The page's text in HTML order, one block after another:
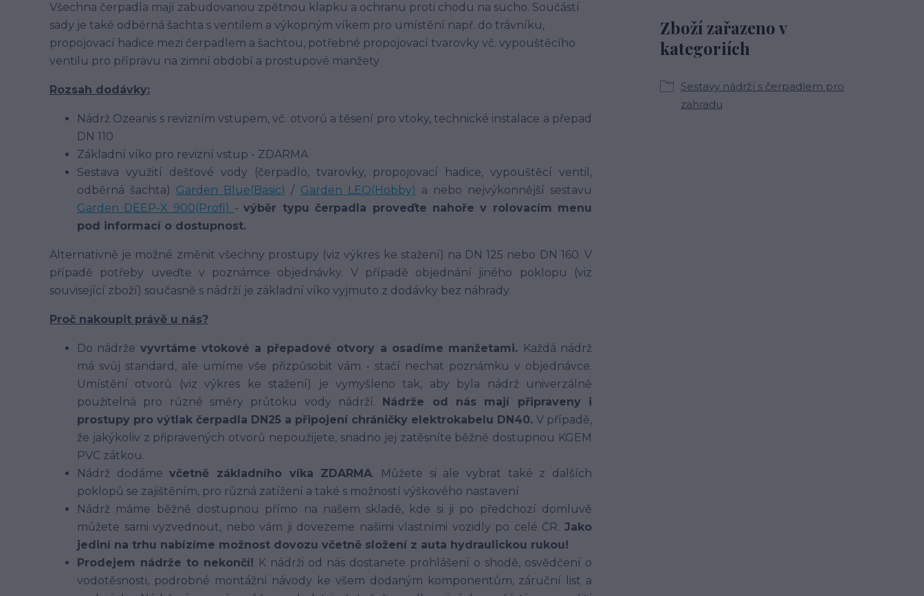
Všechna čerpadla mají zabudovanou zpětnou klapku a ochranu proti chodu na sucho. Součástí
sady je také odběrná šachta s ventilem a výkopným víkem pro umístění např. do trávníku,
propojovací hadice mezi čerpadlem a šachtou, potřebné propojovací tvarovky vč. vypouštěcího
ventilu pro přípravu na zimní období a prostupové manžety
Rozsah dodávky:
Nádrž Ozeanis s revizním vstupem, vč. otvorů a těsení pro vtoky, technické instalace a přepad
DN 110
Základní víko pro revizní vstup - ZDARMA
Sestava využití dešťové vody (čerpadlo, tvarovky, propojovací hadice, vypouštěcí ventil,
odběrná šachta) Garden Blue(Basic) / Garden LEO(Hobby) a nebo nejvýkonnější sestavu
Garden DEEP-X 900(Profi) -výběr typu čerpadla proveďte nahoře v rolovacím menu
pod informací o dostupnost.
Alternativně je možné změnit všechny prostupy (viz výkres ke stažení) na DN 125 nebo DN 160. V
případě potřeby uveďte v poznámce objednávky. V případě objednání jiného poklopu (viz
související zboží) současně s nádrží je základní víko vyjmuto z dodávky bez náhrady.
Proč nakoupit právě u nás?
Do nádrže vyvrtáme vtokové a přepadové otvory a osadíme manžetami. Každá nádrž
má svůj standard, ale umíme vše přizpůsobit vám - stačí nechat poznámku v objednávce.
Umístění otvorů (viz výkres ke stažení) je vymyšleno tak, aby byla nádrž univerzálně
použitelná pro různé směry průtoku vody nádrží. Nádrže od nás mají připraveny i
prostupy pro výtlak čerpadla DN25 a připojení chráničky elektrokabelu DN40. V případě,
že jakýkoliv z připravených otvorů nepoužijete, snadno jej zatěsníte běžně dostupnou KGEM
PVC zátkou.
Nádrž dodámevčetně základního víka ZDARMA. Můžete si ale vybrat také z dalších
poklopů se zajištěním, pro různá zatížení a také s možností výškového nastavení
Nádrž máme běžně dostupnou přímo na našem skladě, kde si ji po předchozí domluvě
můžete sami vyzvednout, nebo vám ji dovezeme našimi vlastními vozidly po celé ČR. Jako
jediní na trhu nabízíme možnost dovozu včetně složení z auta hydraulickou rukou!
Prodejem nádrže to nekončí! K nádrži od nás dostanete prohlášení o shodě, osvědčení o
vodotěsnosti, podrobné montážní návody ke všem dodaným komponentům, záruční list a
Zboží zařazeno v
kategoriích
Sestavy nádrží s čerpadlem pro
zahradu